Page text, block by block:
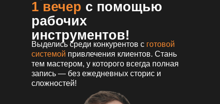
Выделись среди конкурентов с готовой
системой привлечения клиентов. Стань
тем мастером, у которого всегда полная
запись — без ежедневных сторис и
сложностей!
1 вечер с помощью
рабочих
инструментов!